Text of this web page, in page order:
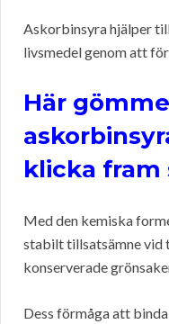
Askorbinsyra hjälper
livsmedel genom att
Här
klicka fram
Med den kemiska
stabilt tillsatsämne vid
konserverade
Dess förmåga att